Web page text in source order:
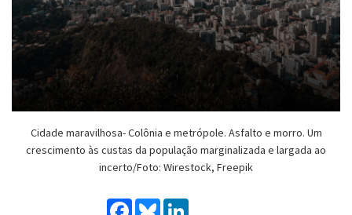
Cidade maravilhosa- Colônia e metrópole. Asfalto e morro. Um
crescimento às custas da população marginalizada e largada ao
incerto/Foto: Wirestock, Freepik
Facebook
Bluesky